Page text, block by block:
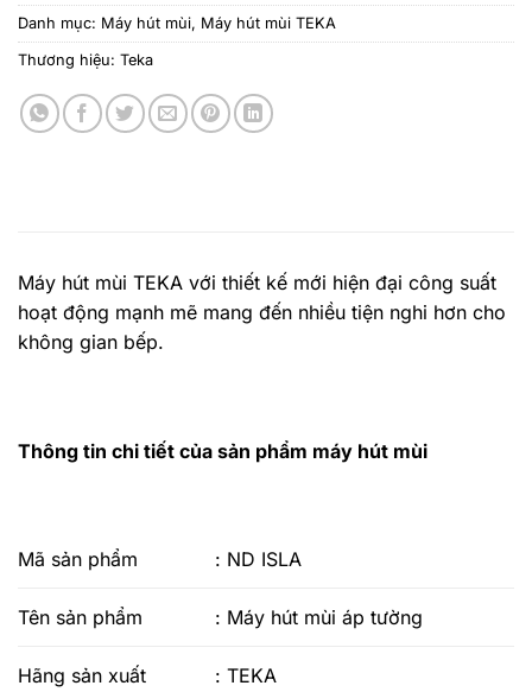
Danh mục: Máy hút mùi, Máy hút mùi TEKA
Thương hiệu: Teka
Máy hút mùi TEKA với thiết kế mới hiện đại công suất
hoạt động mạnh mẽ mang đến nhiều tiện nghi hơn cho
không gian bếp.
Thông tin chi tiết của sản phẩm máy hút mùi
Mã sản phẩm : ND ISLA
Tên sản phẩm : Máy hút mùi áp tường
Hãng sản xuất : TEKA